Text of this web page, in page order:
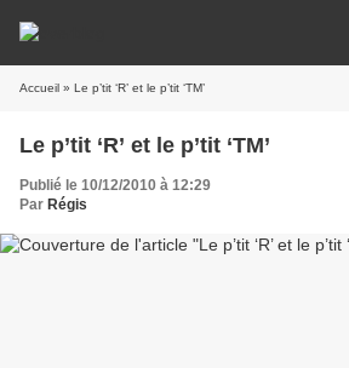
Accueil » Le p’tit ‘R’ et le p’tit ‘TM’
Le p’tit ‘R’ et le p’tit ‘TM’
Publié le 10/12/2010 à 12:29
Par Régis